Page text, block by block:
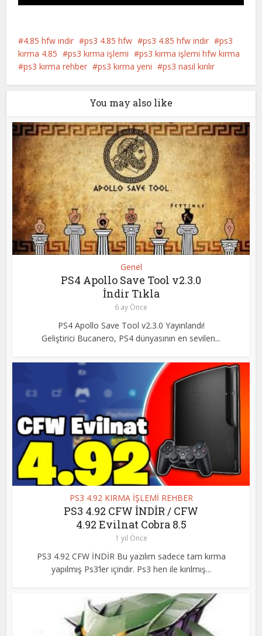
4.85 hfw indir ps3 4.85 hfw ps3 4.85 hfw indir
ps3
kırma 4.85
ps3 kırma işlemi
ps3 kırma işlemi hfw kırma
ps3 kırma rehber
ps3 kırma yeni ps3 nasıl kırılır
You may also like
Genel
PS4 Apollo Save Tool v2.3.0
İndir Tıkla
6 ay Önce
PS4 Apollo Save Tool v2.3.0 Yayınlandı!
Geliştirici Bucanero, PS4 dünyasının en sevilen...
PS3 4.92 KIRMA İŞLEMİ REHBER
PS3 4.92 CFW İNDİR / CFW
4.92 Evilnat Cobra 8.5
1 yıl Önce
PS3 4.92 CFW İNDİR Bu yazılım sadece tam kırma
yapılmış Ps3’ler içindir. Ps3 hen ile kırılmış...